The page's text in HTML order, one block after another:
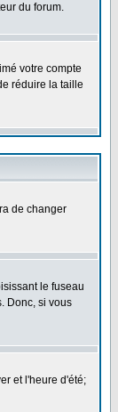
du forum.
votre compte
réduire la taille
de changer
le fuseau
Donc, si vous
et l'heure d'été;